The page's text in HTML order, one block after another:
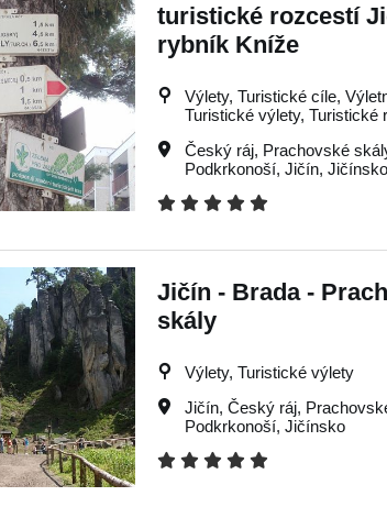
turistické rozcestí
rybník Kníže
Výlety, Turistické cíle,
Turistické výlety, Turistické
Český ráj, Prachovské
Podkrkonoší, Jičín, Jičínsko
Jičín - Brada -
skály
Výlety, Turistické výlety
Jičín, Český ráj,
Podkrkonoší, Jičínsko